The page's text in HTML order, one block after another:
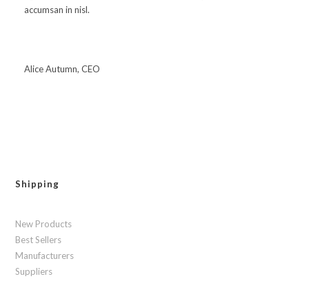
accumsan in nisl.
Alice Autumn, CEO
Shipping
New Products
Best Sellers
Manufacturers
Suppliers